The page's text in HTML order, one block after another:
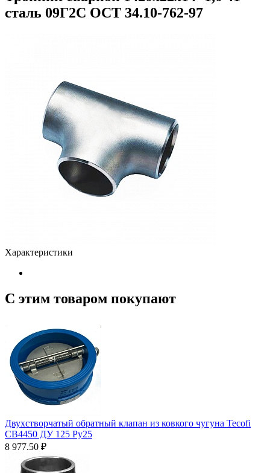
сталь 09Г2С ОСТ 34.10-762-97
Характеристики
С этим товаром покупают
Двухстворчатый обратный клапан из ковкого чугуна Tecofi
CB4450 ДУ 125 Ру25
8 977.50 ₽